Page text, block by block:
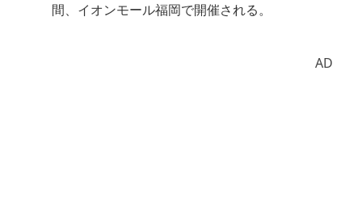
間、イオンモール福岡で開催される。
AD